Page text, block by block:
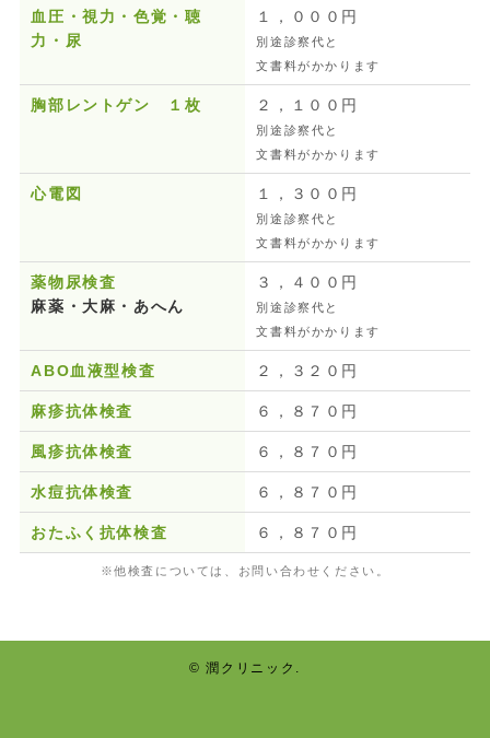
血圧・視力・色覚・聴
力・尿
１，０００円
別途診察代と
文書料がかかります
胸部レントゲン １枚 ２，１００円
別途診察代と
文書料がかかります
心電図 １，３００円
別途診察代と
文書料がかかります
薬物尿検査
麻薬・大麻・あへん
３，４００円
別途診察代と
文書料がかかります
ABO血液型検査 ２，３２０円
麻疹抗体検査 ６，８７０円
風疹抗体検査 ６，８７０円
水痘抗体検査 ６，８７０円
おたふく抗体検査 ６，８７０円
※他検査については、お問い合わせください。
© 潤クリニック.